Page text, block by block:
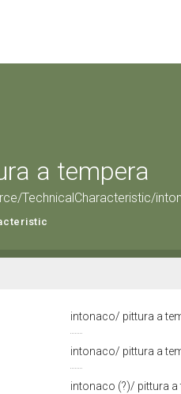
a tempera
TechnicalCharacteristic/
intonaco/ pittura a
intonaco/ pittura a
intonaco (?)/ pittura